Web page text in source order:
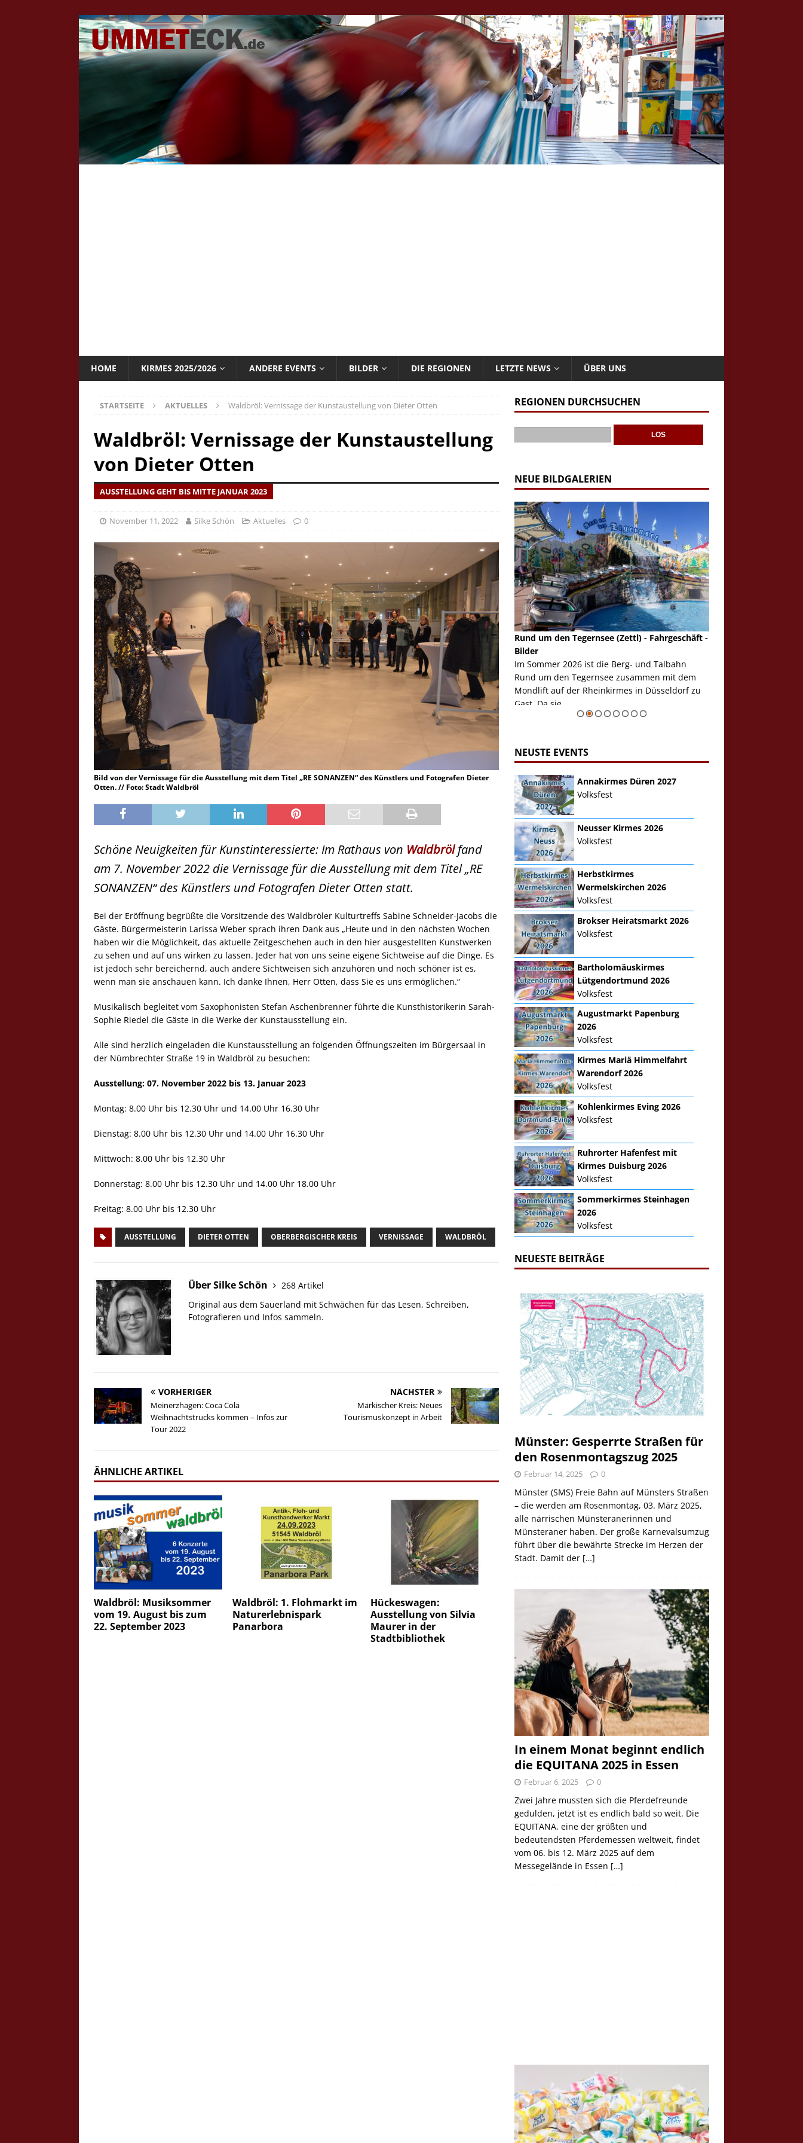
HOME KIRMES 2025/2026 ANDERE EVENTS BILDER DIE REGIONEN LETZTE NEWS ÜBER UNS
STARTSEITE AKTUELLES Waldbröl: Vernissage der Kunstaustellung von Dieter Otten
Waldbröl: Vernissage der Kunstaustellung
von Dieter Otten
AUSSTELLUNG GEHT BIS MITTE JANUAR 2023
November 11, 2022 Silke Schön Aktuelles 0
Bild von der Vernissage für die Ausstellung mit dem Titel „RE SONANZEN“ des Künstlers und Fotografen Dieter
Otten. // Foto: Stadt Waldbröl
Schöne Neuigkeiten für Kunstinteressierte: Im Rathaus von Waldbrölfand
am 7. November 2022 die Vernissage für die Ausstellung mit dem Titel „RE
SONANZEN“ des Künstlers und Fotografen Dieter Otten statt.
Bei der Eröffnung begrüßte die Vorsitzende des Waldbröler Kulturtreffs Sabine Schneider-Jacobs die
Gäste. Bürgermeisterin Larissa Weber sprach ihren Dank aus „Heute und in den nächsten Wochen
haben wir die Möglichkeit, das aktuelle Zeitgeschehen auch in den hier ausgestellten Kunstwerken
zu sehen und auf uns wirken zu lassen. Jeder hat von uns seine eigene Sichtweise auf die Dinge. Es
ist jedoch sehr bereichernd, auch andere Sichtweisen sich anzuhören und noch schöner ist es,
wenn man sie anschauen kann. Ich danke Ihnen, Herr Otten, dass Sie es uns ermöglichen.“
Musikalisch begleitet vom Saxophonisten Stefan Aschenbrenner führte die Kunsthistorikerin Sarah-
Sophie Riedel die Gäste in die Werke der Kunstausstellung ein.
Alle sind herzlich eingeladen die Kunstausstellung an folgenden Öffnungszeiten im Bürgersaal in
der Nümbrechter Straße 19 in Waldbröl zu besuchen:
Ausstellung: 07. November 2022 bis 13. Januar 2023
Montag: 8.00 Uhr bis 12.30 Uhr und 14.00 Uhr 16.30 Uhr
Dienstag: 8.00 Uhr bis 12.30 Uhr und 14.00 Uhr 16.30 Uhr
Mittwoch: 8.00 Uhr bis 12.30 Uhr
Donnerstag: 8.00 Uhr bis 12.30 Uhr und 14.00 Uhr 18.00 Uhr
Freitag: 8.00 Uhr bis 12.30 Uhr
AUSSTELLUNG DIETER OTTEN OBERBERGISCHER KREIS VERNISSAGE WALDBRÖL
Über Silke Schön
268 Artikel
Original aus dem Sauerland mit Schwächen für das Lesen, Schreiben,
Fotografieren und Infos sammeln.
VORHERIGER
Meinerzhagen: Coca Cola
Weihnachtstrucks kommen – Infos zur
Tour 2022
NÄCHSTER
Märkischer Kreis: Neues
Tourismuskonzept in Arbeit
ÄHNLICHE ARTIKEL
Waldbröl: Musiksommer
vom 19. August bis zum
22. September 2023
Waldbröl: 1. Flohmarkt im
Naturerlebnispark
Panarbora
Hückeswagen:
Ausstellung von Silvia
Maurer in der
Stadtbibliothek
REGIONEN DURCHSUCHEN
NEUE BILDGALERIEN
Rheinkirmes Düsseldorf 2022
Auch im Jahr 2026 immer noch mal einen Blick
Wert, die Rheinkirmes aus dem Jahr 2022. Am
Sonntag Nachmittag waren wir bei herrlichem
Zur Bildgalerie
Rund um den Tegernsee (Zettl) - Fahrgeschäft -
Bilder
Im Sommer 2026 ist die Berg- und Talbahn
Rund um den Tegernsee zusammen mit dem
Mondlift auf der Rheinkirmes in Düsseldorf zu
Gast. Da sie ...
Crazy Outback (Kollmann) - Laufgeschäft -
Bilder
Schau Dir hier Bilder vom Laufgeschäft "Crazy
Outback" an.
Zur Bildgalerie
NEUSTE EVENTS
Annakirmes Düren 2027
Volksfest
Neusser Kirmes 2026
Volksfest
Herbstkirmes
Wermelskirchen 2026
Volksfest
Brokser Heiratsmarkt 2026
Volksfest
Bartholomäuskirmes
Lütgendortmund 2026
Volksfest
Augustmarkt Papenburg
2026
Volksfest
Kirmes Mariä Himmelfahrt
Warendorf 2026
Volksfest
Kohlenkirmes Eving 2026
Volksfest
Ruhrorter Hafenfest mit
Kirmes Duisburg 2026
Volksfest
Sommerkirmes Steinhagen
2026
Volksfest
NEUESTE BEITRÄGE
Münster: Gesperrte Straßen für
den Rosenmontagszug 2025
Februar 14, 2025 0
Münster (SMS) Freie Bahn auf Münsters Straßen
– die werden am Rosenmontag, 03. März 2025,
alle närrischen Münsteranerinnen und
Münsteraner haben. Der große Karnevalsumzug
führt über die bewährte Strecke im Herzen der
Stadt. Damit der […]
In einem Monat beginnt endlich
die EQUITANA 2025 in Essen
Februar 6, 2025 0
Zwei Jahre mussten sich die Pferdefreunde
gedulden, jetzt ist es endlich bald so weit. Die
EQUITANA, eine der größten und
bedeutendsten Pferdemessen weltweit, findet
vom 06. bis 12. März 2025 auf dem
Messegelände in Essen […]